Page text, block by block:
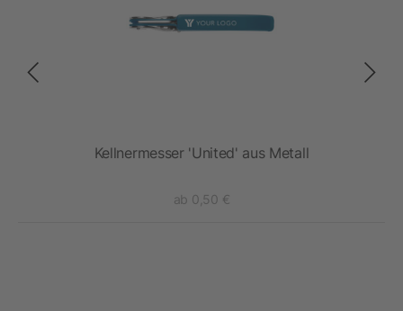
Kellnermesser 'United' aus Metall
ab 0,50 €